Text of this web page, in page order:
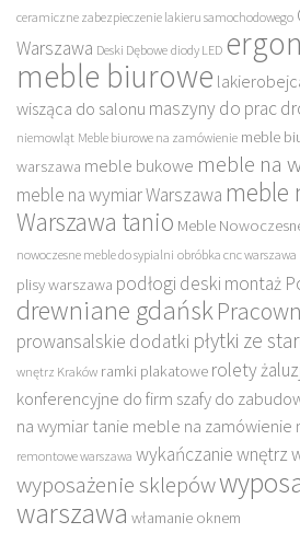
ceramiczne zabezpieczenie lakieru samochodowego
Warszawa Deski Dębowe diody LED
meble biurowe
wisząca do salonu maszyny do prac
niemowląt Meble biurowe na zamówienie meble
warszawa meble bukowe meble na
meble na wymiar Warszawa meble
Warszawa tanio Meble
nowoczesne meble do sypialni obróbka cnc warszawa
plisy warszawa podłogi deski montaż
drewniane gdańsk
prowansalskie dodatki płytki ze
wnętrz Kraków ramki plakatowe rolety
konferencyjne do firm szafy do
na wymiar tanie meble na zamówienie
remontowe warszawa wykańczanie wnętrz
wyposażenie sklepów
warszawa włamanie oknem